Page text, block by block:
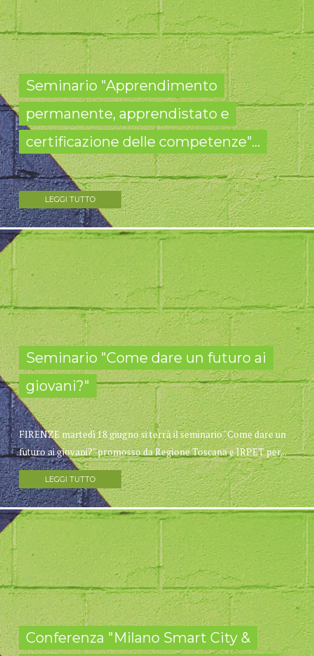
Seminario "Apprendimento
permanente, apprendistato e
certificazione delle competenze"...
LEGGI TUTTO
Seminario "Come dare un futuro ai
giovani?"
FIRENZE martedì 18 giugno si terrà il seminario "Come dare un
futuro ai giovani?" promosso da Regione Toscana e IRPET per...
LEGGI TUTTO
Conferenza "Milano Smart City &